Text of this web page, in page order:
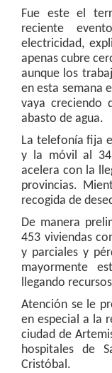
Fue este el
reciente
electricidad,
apenas cubre
aunque los
en esta semana
vaya creciendo
abasto de agua.
La telefonía fija
y la móvil al
acelera con la
provincias.
recogida de
De manera
453 viviendas
y parciales y
mayormente
llegando
Atención se le
en especial a la
ciudad de
hospitales de
Cristóbal.